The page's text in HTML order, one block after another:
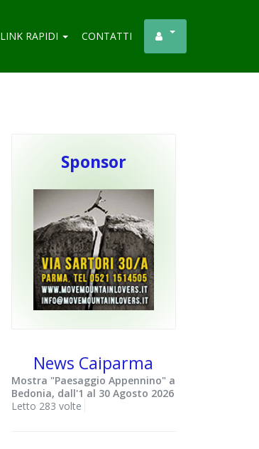
LINK RAPIDI CONTATTI
Sponsor
News Caiparma
Mostra "Paesaggio Appennino" a
Bedonia, dall'1 al 30 Agosto 2026
Letto 283 volte